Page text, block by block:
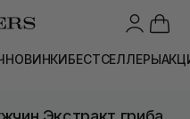
НОВИНКИБЕСТСЕЛЛЕРЫ